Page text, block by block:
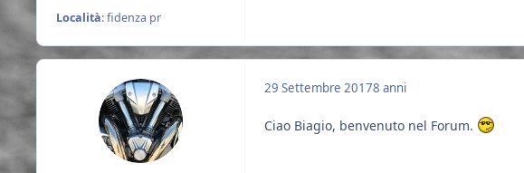
Località: fidenza pr
29 Settembre 20178 anni
Ciao Biagio, benvenuto nel Forum.